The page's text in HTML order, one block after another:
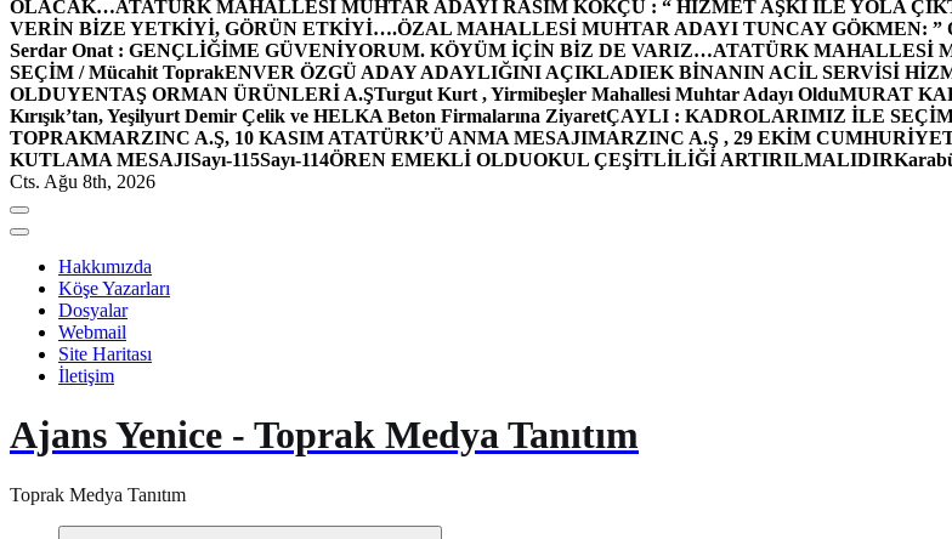
OLACAK…ATATÜRK MAHALLESİ MUHTAR ADAYI RASİM KÖKÇÜ : “ HİZMET AŞKI İLE YOLA
VERİN BİZE YETKİYİ, GÖRÜN ETKİYİ….ÖZAL MAHALLESİ MUHTAR ADAYI TUNCAY GÖKMEN:
Serdar Onat : GENÇLİĞİME GÜVENİYORUM. KÖYÜM İÇİN BİZ DE VARIZ…ATATÜRK MAHALLESİ
SEÇİM / Mücahit ToprakENVER ÖZGÜ ADAY ADAYLIĞINI AÇIKLADIEK BİNANIN ACİL SERVİSİ
OLDUYENTAŞ ORMAN ÜRÜNLERİ A.ŞTurgut Kurt , Yirmibeşler Mahallesi Muhtar Adayı OlduMURAT
Kırışık’tan, Yeşilyurt Demir Çelik ve HELKA Beton Firmalarına ZiyaretÇAYLI : KADROLARIMIZ İLE
TOPRAKMARZINC A.Ş, 10 KASIM ATATÜRK’Ü ANMA MESAJIMARZINC A.Ş , 29 EKİM
KUTLAMA MESAJISayı-115Sayı-114ÖREN EMEKLİ OLDUOKUL ÇEŞİTLİLİĞİ ARTIRILMALIDIR
Cts. Ağu 8th, 2026
Hakkımızda
Köşe Yazarları
Dosyalar
Webmail
Site Haritası
İletişim
Ajans Yenice - Toprak Medya Tanıtım
Toprak Medya Tanıtım